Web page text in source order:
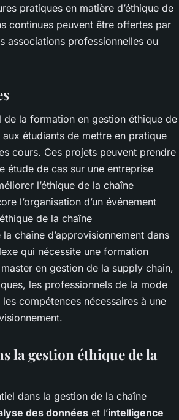
pratiques en matière d’éthique de
continues peuvent être offertes par
associations professionnelles ou
la formation en gestion éthique de
étudiants de mettre en pratique
cours. Ces projets peuvent prendre
étude de cas sur une entreprise
l’éthique de la chaîne
l’organisation d’un événement
de la chaîne
chaîne d’approvisionnement dans
qui nécessite une formation
en gestion de la supply chain,
les professionnels de la mode
compétences nécessaires à une
la gestion éthique de la
dans la gestion de la chaîne
des données et l’intelligence